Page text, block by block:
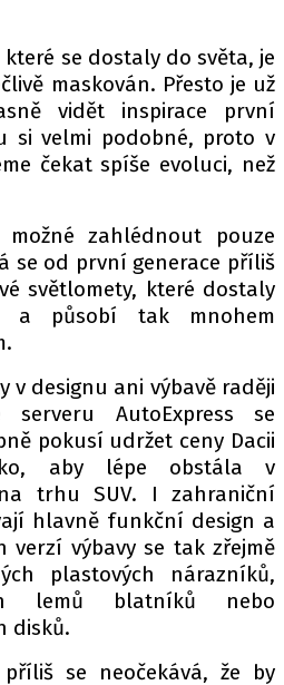
PIT LANE
V AKCI
& POHÁRY
NÁS NA
fotku nebo video?
na autoroad.cz
KODEX
KONTAKT
INZERCE
/ COOKIES
se dostaly do světa, je
maskován. Přesto je už
vidět inspirace první
si velmi podobné, proto v
čekat spíše evoluci, než
zahlédnout pouze
se od první generace příliš
světlomety, které dostaly
a působí tak mnohem
v designu ani výbavě raději
serveru AutoExpress se
pokusí udržet ceny Dacii
aby lépe obstála v
trhu SUV. I zahraniční
hlavně funkční design a
verzí výbavy se tak zřejmě
plastových nárazníků,
lemů blatníků nebo
disků.
se neočekává, že by